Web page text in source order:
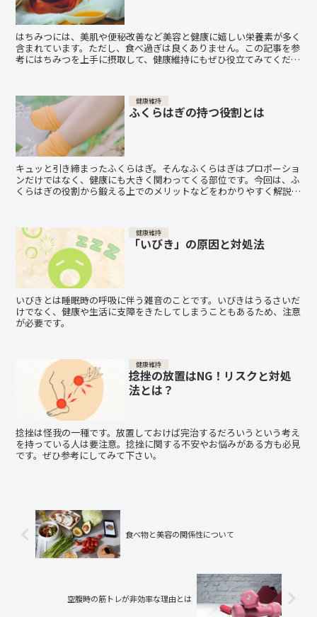
はちみつには、美肌や便秘改善など美容と健康に嬉しい栄養素が多く
含まれています。ただし、食べ過ぎは良くありません。この記事を参
考にはちみつを上手に摂取して、健康維持にもぜひ役立てみてくださ
健康維持
ふくらはぎの持つ役割とは
キュッと引き締まったふくらはぎ。そんなふくらはぎはプロポーショ
ンだけではなく、健康にも大きく関わってくる部位です。今回は、ふ
くらはぎの役割から鍛える上でのメリットなどをわかりやすく解説し
健康維持
「いびき」の原因と対処法
いびきとは睡眠時の呼吸に伴う雑音のことです。いびきはうるさいだ
けでなく、健康や生活に支障をきたしてしまうこともあるため、注意
が必要です。
健康維持
捻挫の放置はNG！リスクと対処
法とは？
捻挫は怪我の一種です。放置しておけば完治するだろいうという考え
を持っている人は要注意。捻挫に関する不安やお悩みがある方も必見
です。ぜひ参考にしてみて下さい。
食べ物と美容の関係性について
空腹時の筋トレが非効率な理由とは